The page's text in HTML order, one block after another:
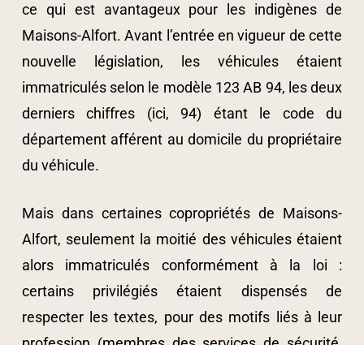
ce qui est avantageux pour les indigènes de
Maisons-Alfort. Avant l’entrée en vigueur de cette
nouvelle législation, les véhicules étaient
immatriculés selon le modèle 123 AB 94, les deux
derniers chiffres (ici, 94) étant le code du
département afférent au domicile du propriétaire
du véhicule.
Mais dans certaines copropriétés de Maisons-
Alfort, seulement la moitié des véhicules étaient
alors immatriculés conformément à la loi :
certains privilégiés étaient dispensés de
respecter les textes, pour des motifs liés à leur